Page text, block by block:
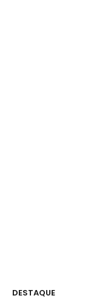
DESTAQUE